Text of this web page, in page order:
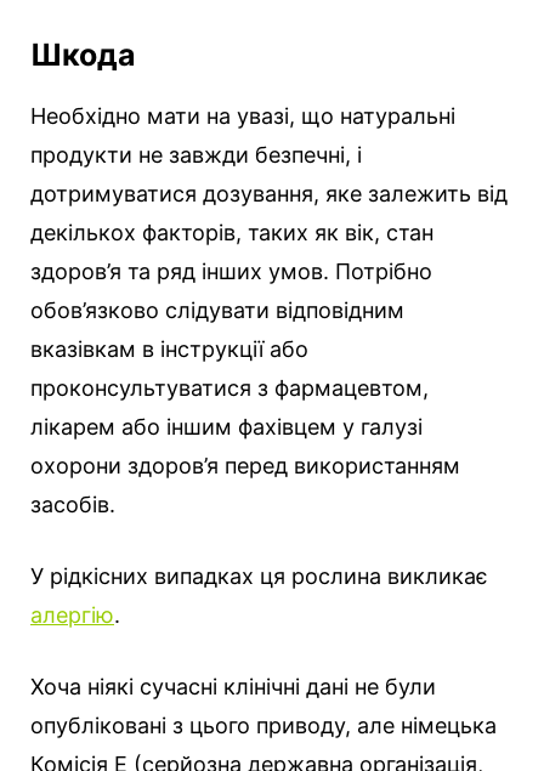
Шкода
Необхідно мати на увазі, що натуральні
продукти не завжди безпечні, і
дотримуватися дозування, яке залежить від
декількох факторів, таких як вік, стан
здоров’я та ряд інших умов. Потрібно
обов’язково слідувати відповідним
вказівкам в інструкції або
проконсультуватися з фармацевтом,
лікарем або іншим фахівцем у галузі
охорони здоров’я перед використанням
засобів.
У рідкісних випадках ця рослина викликає
алергію.
Хоча ніякі сучасні клінічні дані не були
опубліковані з цього приводу, але німецька
Комісія E (серйозна державна організація,